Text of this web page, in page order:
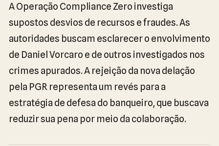
A Operação Compliance Zero investiga
supostos desvios de recursos e fraudes. As
autoridades buscam esclarecer o envolvimento
de Daniel Vorcaro e de outros investigados nos
crimes apurados. A rejeição da nova delação
pela PGR representa um revés para a
estratégia de defesa do banqueiro, que buscava
reduzir sua pena por meio da colaboração.